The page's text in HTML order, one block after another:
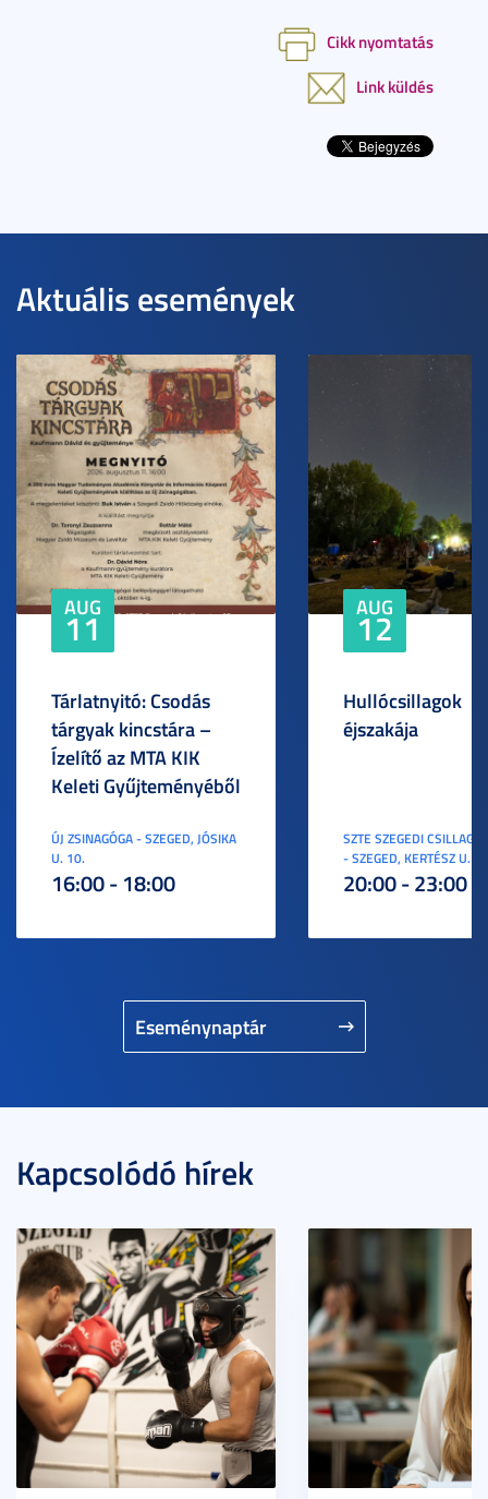
Cikk nyomtatás
Link küldés
Aktuális események
Eseménynaptár
AUG
11
Tárlatnyitó: Csodás
tárgyak kincstára –
Ízelítő az MTA KIK
Keleti Gyűjteményéből
ÚJ ZSINAGÓGA - SZEGED, JÓSIKA
U. 10.
16:00 - 18:00
AUG
12
Hullócsillagok
éjszakája
SZTE SZEGEDI
- SZEGED, KERTÉSZ U. 3.
20:00 - 23:00
Kapcsolódó hírek